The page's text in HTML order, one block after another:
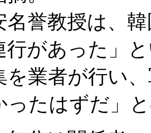
名誉教授は、
行があった」
を業者が行い
ったはずだ」